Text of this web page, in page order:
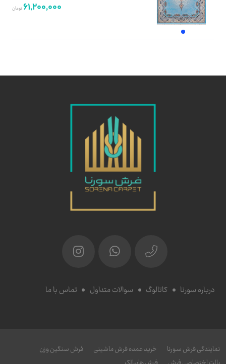
61,200,000تومان
درباره سورنا کاتالوگ سوالات متداول تماس با ما
نمایندگی فرش سورنا خرید عمده فرش ماشینی
فرش سنگین وزن